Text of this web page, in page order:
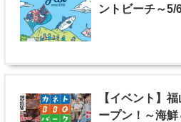
ントビーチ～5/
【イベント】
ープン！～海